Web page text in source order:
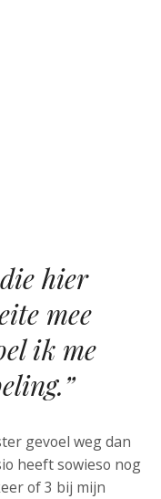
hier
mee
ik me
gevoel weg dan
heeft sowieso nog
of 3 bij mijn